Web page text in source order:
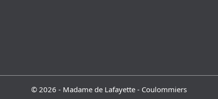
© 2026 - Madame de Lafayette - Coulommiers